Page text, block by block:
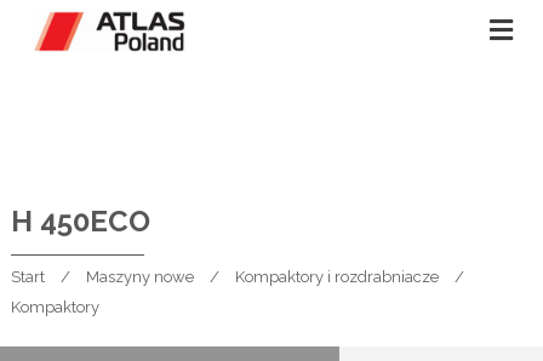
H 450ECO
Start Maszyny nowe
Kompaktory i rozdrabniacze
Kompaktory